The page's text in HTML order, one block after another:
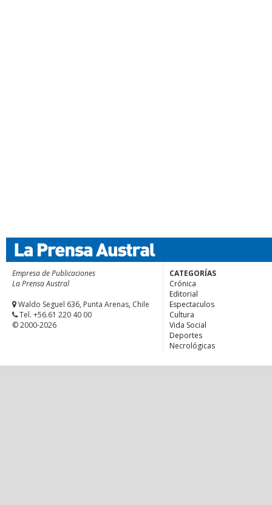
Empresa de Publicaciones
La Prensa Austral
Waldo Seguel 636, Punta Arenas, Chile
Tel. +56.61 220 40 00
© 2000-2026
CATEGORÍAS
Crónica
Editorial
Espectaculos
Cultura
Vida Social
Deportes
Necrológicas